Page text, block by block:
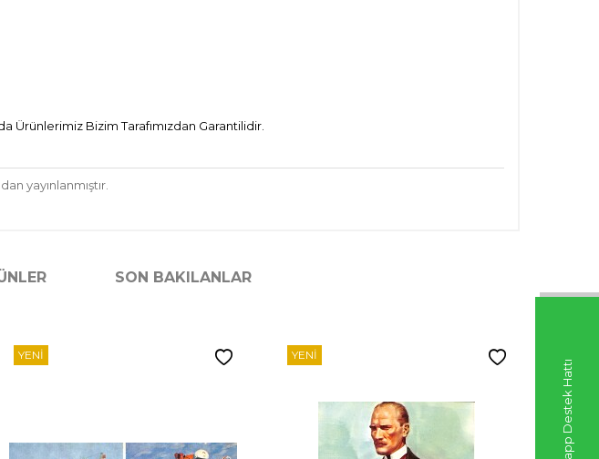
Whatsapp Destek Hattı
Ürünlerimiz Bizim Tarafımızdan Garantilidir.
yayınlanmıştır.
SON BAKILANLAR
YENI YENI